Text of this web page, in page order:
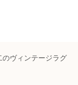
ヴィンテージラグ